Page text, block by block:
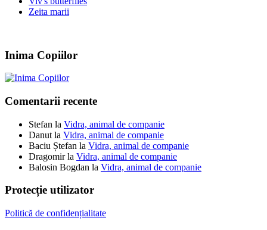
Zeita marii
Inima Copiilor
Comentarii recente
Stefan la Vidra, animal de companie
Danut la Vidra, animal de companie
Baciu Ștefan la Vidra, animal de companie
Dragomirla Vidra, animal de companie
Balosin Bogdan la Vidra, animal de companie
Protecție utilizator
Politică de confidențialitate